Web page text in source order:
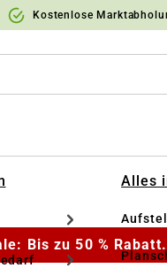
Kostenlose
Alles
Bis zu 50 %